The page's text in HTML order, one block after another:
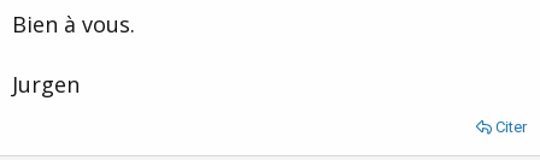
Bien à vous.
Jurgen
Citer